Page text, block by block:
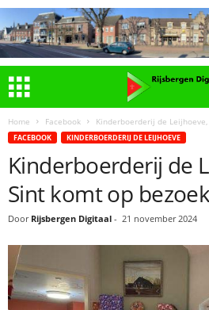
Home Facebook Kinderboerderij de
FACEBOOK KINDERBOERDERIJ DE LEIJHOEVE
Kinderboerderij de
Sint komt op bezoek
Door Rijsbergen Digitaal - 21 november 2024